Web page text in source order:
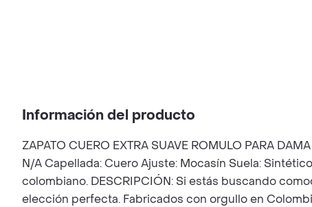
Información del producto
ZAPATO CUERO EXTRA SUAVE ROMULO PARA
N/A Capellada: Cuero Ajuste: Mocasín Suela:
colombiano. DESCRIPCIÓN: Si estás buscando
elección perfecta. Fabricados con orgullo en